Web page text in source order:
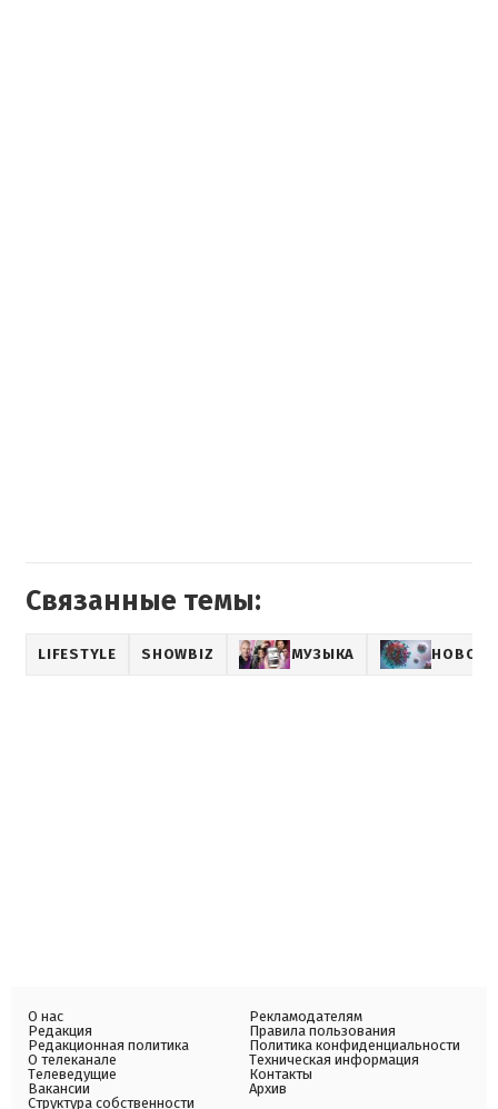
Связанные темы:
LIFESTYLE SHOWBIZ МУЗЫКА
О нас
Редакция
Редакционная политика
О телеканале
Телеведущие
Вакансии
Структура собственности
Рекламодателям
Правила пользования
Политика конфиденциальности
Техническая информация
Контакты
Архив